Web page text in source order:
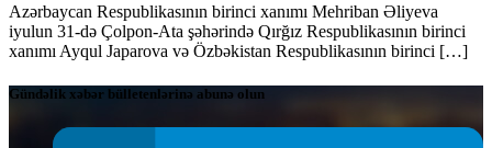
Azərbaycan Respublikasının birinci xanımı Mehriban Əliyeva
iyulun 31-də Çolpon-Ata şəhərində Qırğız Respublikasının birinci
xanımı Ayqul Japarova və Özbəkistan Respublikasının birinci […]
Gündəlik xəbər bülletenlərinə abunə olun